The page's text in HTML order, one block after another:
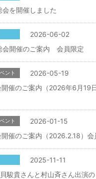
を開催しました
2026-06-02
会開催のご案内 会員限定
2026-05-19
ント
催のご案内（2026年6月19
2026-01-15
ント
催のご案内（2026.2.18）会
2025-11-11
駿貴さんと村山斉さん出演の